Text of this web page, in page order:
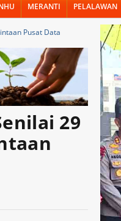
MERANTI PELALAWAN
Pusat Data
29